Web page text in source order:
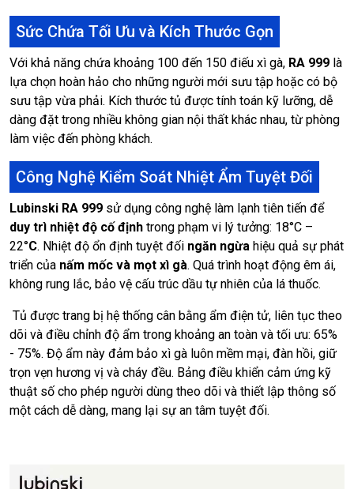
Sức Chứa Tối Ưu và Kích Thước Gọn
Với khả năng chứa khoảng 100 đến 150 điếu xì gà, RA 999 là
lựa chọn hoàn hảo cho những người mới sưu tập hoặc có bộ
sưu tập vừa phải. Kích thước tủ được tính toán kỹ lưỡng, dễ
dàng đặt trong nhiều không gian nội thất khác nhau, từ phòng
làm việc đến phòng khách.
Công Nghệ Kiểm Soát Nhiệt Ẩm Tuyệt Đối
Lubinski RA 999 sử dụng công nghệ làm lạnh tiên tiến để
duy trì nhiệt độ cố định trong phạm vi lý tưởng: 18°C –
22°C. Nhiệt độ ổn định tuyệt đối ngăn ngừa hiệu quả sự phát
triển của nấm mốc và mọt xì gà. Quá trình hoạt động êm ái,
không rung lắc, bảo vệ cấu trúc dầu tự nhiên của lá thuốc.
Tủ được trang bị hệ thống cân bằng ẩm điện tử, liên tục theo
dõi và điều chỉnh độ ẩm trong khoảng an toàn và tối ưu: 65%
- 75%. Độ ẩm này đảm bảo xì gà luôn mềm mại, đàn hồi, giữ
trọn vẹn hương vị và cháy đều. Bảng điều khiển cảm ứng kỹ
thuật số cho phép người dùng theo dõi và thiết lập thông số
một cách dễ dàng, mang lại sự an tâm tuyệt đối.